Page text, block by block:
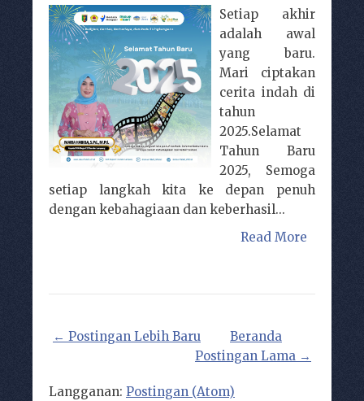
Setiap akhir
adalah awal
yang baru.
Mari ciptakan
cerita indah di
tahun
2025.Selamat
Tahun Baru
2025, Semoga
setiap langkah kita ke depan penuh
dengan kebahagiaan dan keberhasil...
Read More
← Postingan Lebih Baru
Postingan Lama →
Beranda
Langganan: Postingan (Atom)